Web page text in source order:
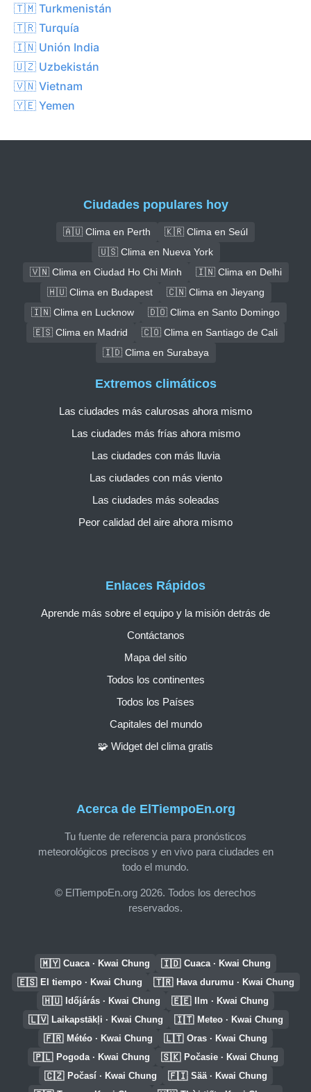
🇹🇲 Turkmenistán
🇹🇷 Turquía
🇮🇳 Unión India
🇺🇿 Uzbekistán
🇻🇳 Vietnam
🇾🇪 Yemen
Ciudades populares hoy
🇦🇺 Clima en Perth
🇰🇷 Clima en Seúl
🇺🇸 Clima en Nueva York
🇻🇳 Clima en Ciudad Ho Chi Minh
🇮🇳 Clima en Delhi
🇭🇺 Clima en Budapest
🇨🇳 Clima en Jieyang
🇮🇳 Clima en Lucknow
🇩🇴 Clima en Santo Domingo
🇪🇸 Clima en Madrid
🇨🇴 Clima en Santiago de Cali
🇮🇩 Clima en Surabaya
Acerca de ElTiempoEn.org
Tu fuente de referencia para pronósticos
meteorológicos precisos y en vivo para ciudades en
todo el mundo.
© ElTiempoEn.org 2026. Todos los derechos
reservados.
Enlaces Rápidos
Aprende más sobre el equipo y la misión detrás de
Contáctanos
Mapa del sitio
Todos los continentes
Todos los Países
Capitales del mundo
🧩 Widget del clima gratis
Extremos climáticos
Las ciudades más calurosas ahora mismo
Las ciudades más frías ahora mismo
Las ciudades con más lluvia
Las ciudades con más viento
Las ciudades más soleadas
Peor calidad del aire ahora mismo
🇲🇾 Cuaca · Kwai Chung 🇮🇩 Cuaca · Kwai Chung
🇪🇸 El tiempo · Kwai Chung 🇹🇷 Hava durumu · Kwai Chung
🇭🇺 Időjárás · Kwai Chung 🇪🇪 Ilm · Kwai Chung
🇱🇻 Laikapstākļi · Kwai Chung 🇮🇹 Meteo · Kwai Chung
🇫🇷 Météo · Kwai Chung 🇱🇹 Oras · Kwai Chung
🇵🇱 Pogoda · Kwai Chung 🇸🇰 Počasie · Kwai Chung
🇨🇿 Počasí · Kwai Chung 🇫🇮 Sää · Kwai Chung